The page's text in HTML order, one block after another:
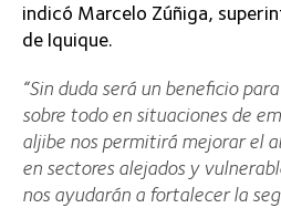
indicó Marcelo Zúñiga,
de Iquique.
“Sin duda será un beneficio
sobre todo en situaciones de
aljibe nos permitirá mejorar el
en sectores alejados y
nos ayudarán a fortalecer la